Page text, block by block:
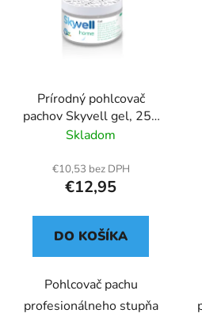
Prírodný pohlcovač
pachov Skyvell gel, 250
g
Skladom
€10,53 bez DPH
€12,95
DO KOŠÍKA
Pohlcovač pachu
profesionálneho stupňa